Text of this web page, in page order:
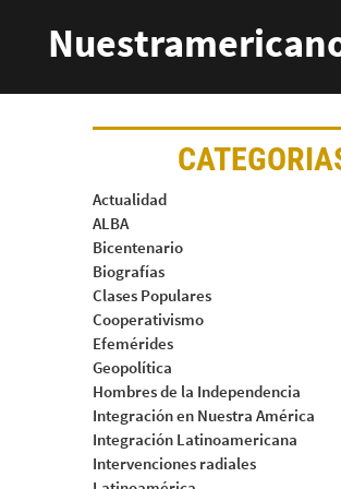
Actualidad
ALBA
Bicentenario
Biografías
Clases Populares
Cooperativismo
Efemérides
Geopolítica
Hombres de la Independencia
Integración en Nuestra América
Integración Latinoamericana
Intervenciones radiales